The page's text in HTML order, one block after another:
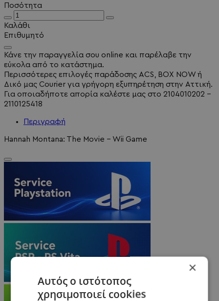
Ποσότητα
Καλάθι
Επιθυμητό
Κάνε την παραγγελία σου online και παρέλαβε την
εύκολα από το κατάστημα.
Περισσότερες επιλογές παράδοσης ACS, BOX NOW ή
Δικό μας Courier για γρήγορη εξυπηρέτηση στην Αττική.
Για οποιαδήποτε απορία καλέστε μας στο 2104010202 -
2110125418
Περιγραφή
Hannah Montana: The Movie - Wii Game
×
Αυτός ο ιστότοπος
χρησιμοποιεί cookies